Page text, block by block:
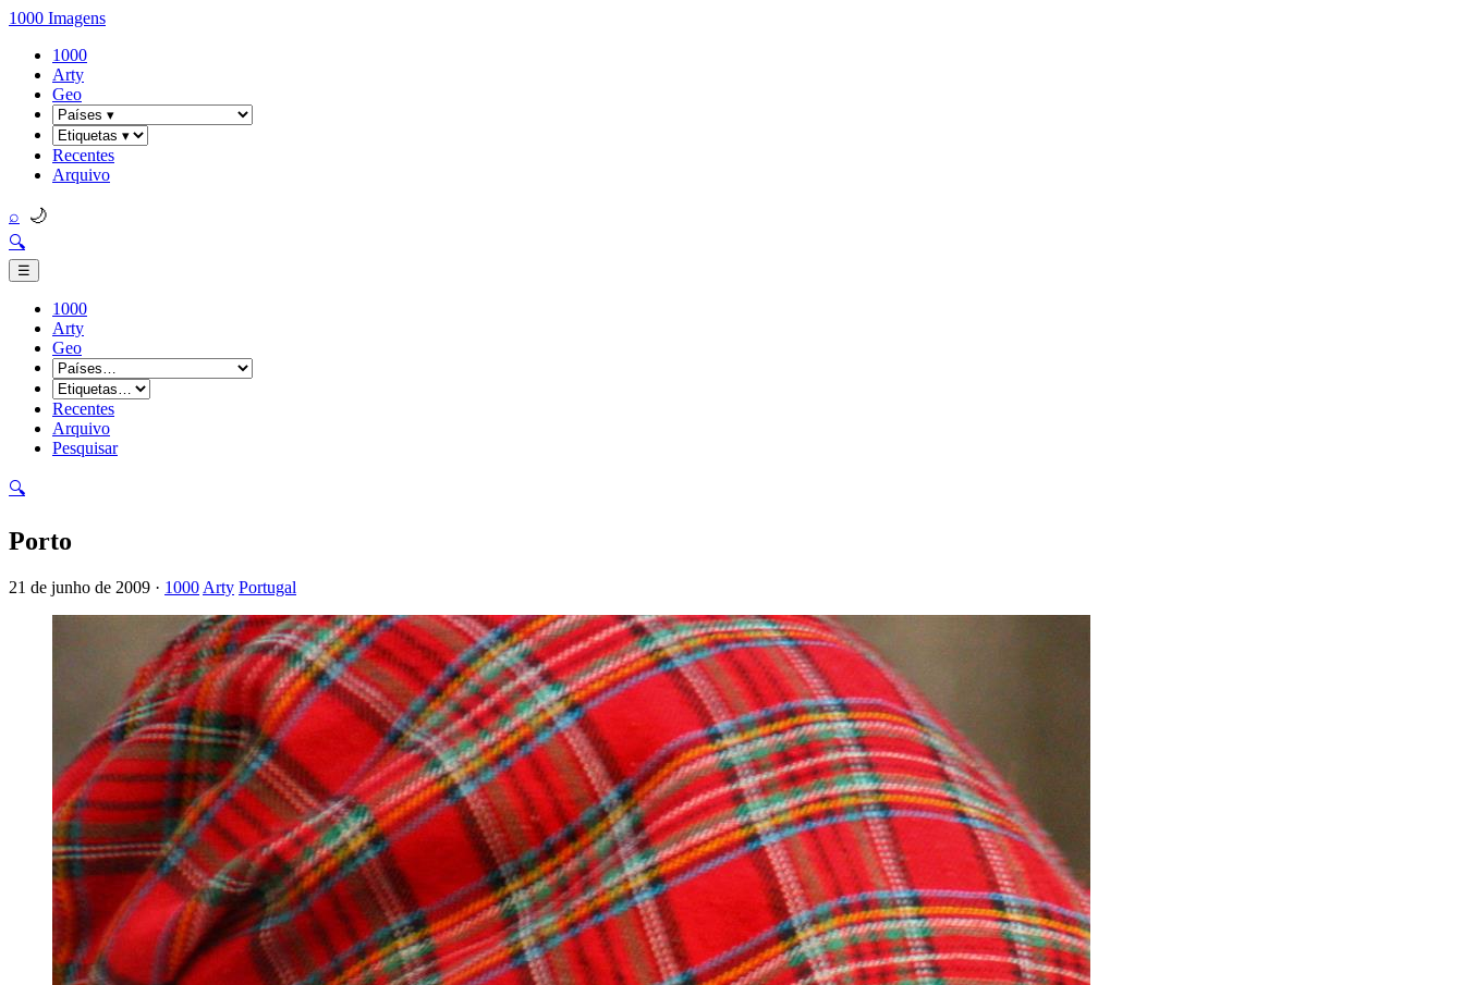
1000 Imagens
1000
Arty
Geo
Recentes
Arquivo
⌕ 🌙
🔍
☰
1000
Arty
Geo
Recentes
Arquivo
Pesquisar
🔍
Porto
21 de junho de 2009 · 1000 Arty Portugal